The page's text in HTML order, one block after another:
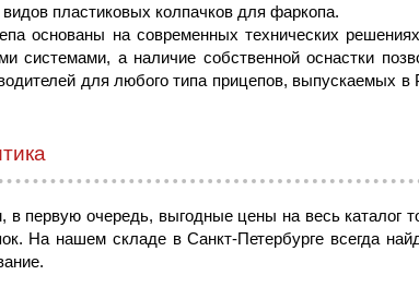
пластиковых колпачков для фаркопа.
основаны на современных технических
системами, а наличие собственной оснастки
для любого типа прицепов, выпускаемых
первую очередь, выгодные цены на весь каталог
На нашем складе в Санкт-Петербурге всегда